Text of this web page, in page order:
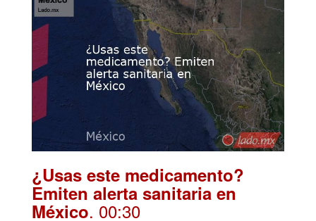
¿Usas este medicamento?
Emiten alerta sanitaria en
México. 00:30